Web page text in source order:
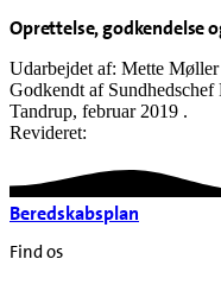
Oprettelse, godkendelse
Udarbejdet af: Mette
Godkendt af
Tandrup, februar 2019 .
Revideret:
Beredskabsplan
Find os